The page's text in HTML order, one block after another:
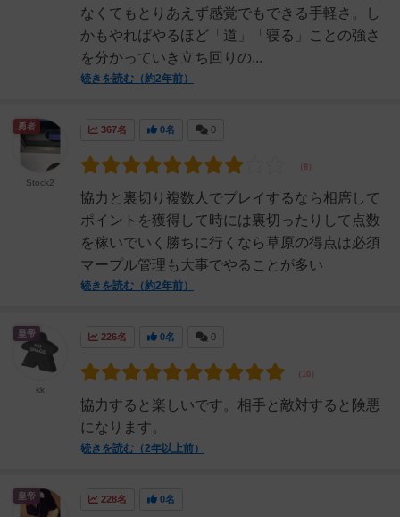
なくてもとりあえず感覚でもできる手軽さ。し
かもやればやるほど「道」「寝る」ことの強さ
を分かっていき立ち回りの...
続きを読む（約2年前）
367名 0名 0
協力と裏切り複数人でプレイするなら相席して
ポイントを獲得して時には裏切ったりして点数
を稼いでいく勝ちに行くなら草原の得点は必須
マープル管理も大事でやることが多い
続きを読む（約2年前）
勇者
Stock2
226名 0名 0
協力すると楽しいです。相手と敵対すると険悪
になります。
続きを読む（2年以上前）
皇帝
kk
228名 0名
皇帝